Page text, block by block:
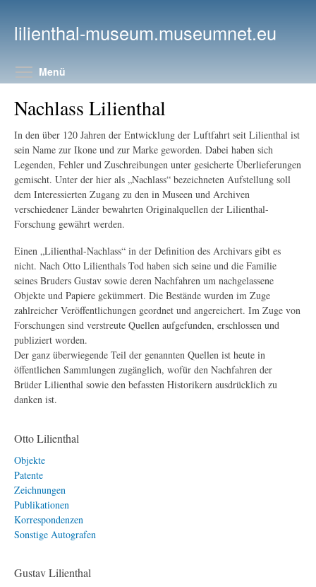
lilienthal-museum.museumnet.eu
Menü
Nachlass Lilienthal
In den über 120 Jahren der Entwicklung der Luftfahrt seit Lilienthal ist
sein Name zur Ikone und zur Marke geworden. Dabei haben sich
Legenden, Fehler und Zuschreibungen unter gesicherte Überlieferungen
gemischt. Unter der hier als „Nachlass“ bezeichneten Aufstellung soll
dem Interessierten Zugang zu den in Museen und Archiven
verschiedener Länder bewahrten Originalquellen der Lilienthal-
Forschung gewährt werden.
Einen „Lilienthal-Nachlass“ in der Definition des Archivars gibt es
nicht. Nach Otto Lilienthals Tod haben sich seine und die Familie
seines Bruders Gustav sowie deren Nachfahren um nachgelassene
Objekte und Papiere gekümmert. Die Bestände wurden im Zuge
zahlreicher Veröffentlichungen geordnet und angereichert. Im Zuge von
Forschungen sind verstreute Quellen aufgefunden, erschlossen und
publiziert worden.
Der ganz überwiegende Teil der genannten Quellen ist heute in
öffentlichen Sammlungen zugänglich, wofür den Nachfahren der
Brüder Lilienthal sowie den befassten Historikern ausdrücklich zu
danken ist.
Otto Lilienthal
Objekte
Patente
Zeichnungen
Publikationen
Korrespondenzen
Sonstige Autografen
Gustav Lilienthal